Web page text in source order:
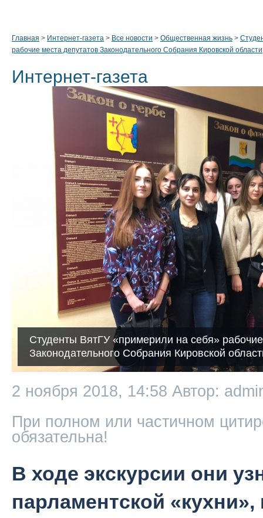
Главная > Интернет-газета > Все новости > Общественная жизнь >
рабочие места депутатов Законодательного Собрания Кировской области
Интернет-газета
Студенты ВятГУ «примерили на себя»
Законодательного Собрания Кировской
2 ноября 2018, 14:58 Автор:
При полном или частичном
обязательна!
В ходе экскурсии они
парламентской